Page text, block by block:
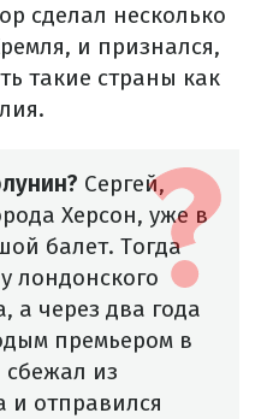
сделал несколько
и признался,
такие страны как
Сергей,
Херсон, уже в
балет. Тогда
лондонского
а через два года
премьером в
сбежал из
и отправился